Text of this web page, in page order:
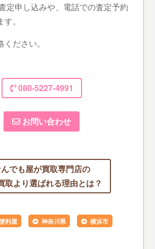
定申し込みや、電話での査定予約
す。
ください。
080-5227-4991
お問い合わせ
でも屋が買取専門店の
取より選ばれる理由とは？
利屋 神奈川県
横浜市